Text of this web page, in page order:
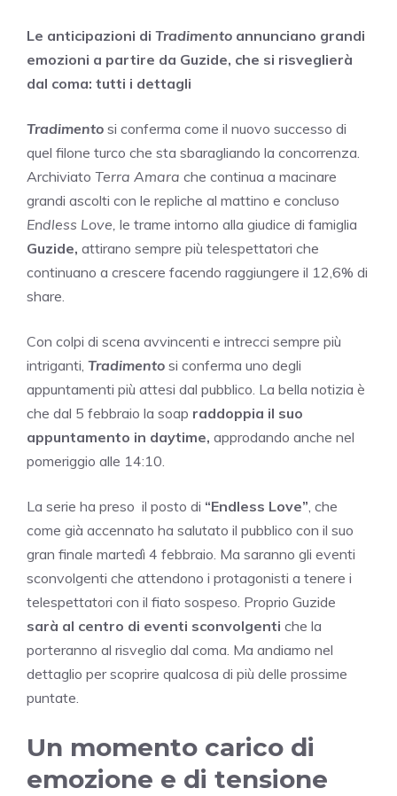
Le anticipazioni di Tradimento annunciano grandi
emozioni a partire da Guzide, che si risveglierà
dal coma: tutti i dettagli
Tradimento si conferma come il nuovo successo di
quel filone turco che sta sbaragliando la concorrenza.
Archiviato Terra Amara che continua a macinare
grandi ascolti con le repliche al mattino e concluso
Endless Love, le trame intorno alla giudice di famiglia
Guzide, attirano sempre più telespettatori che
continuano a crescere facendo raggiungere il 12,6% di
share.
Con colpi di scena avvincenti e intrecci sempre più
intriganti, Tradimento si conferma uno degli
appuntamenti più attesi dal pubblico. La bella notizia è
che dal 5 febbraio la soap raddoppia il suo
appuntamento in daytime, approdando anche nel
pomeriggio alle 14:10.
La serie ha preso il posto di “Endless Love”, che
come già accennato ha salutato il pubblico con il suo
gran finale martedì 4 febbraio. Ma saranno gli eventi
sconvolgenti che attendono i protagonisti a tenere i
telespettatori con il fiato sospeso. Proprio Guzide
sarà al centro di eventi sconvolgenti che la
porteranno al risveglio dal coma. Ma andiamo nel
dettaglio per scoprire qualcosa di più delle prossime
puntate.
Un momento carico di
emozione e di tensione